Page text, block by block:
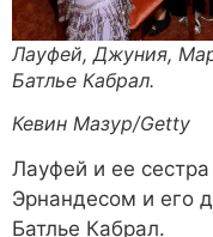
Лауфей, Джуния,
Батлье Кабрал.
Кевин Мазур/Getty
Лауфей и ее
Эрнандесом и его
Батлье Кабрал.